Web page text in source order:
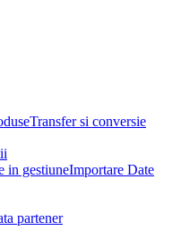
Transfer si conversie
Importare Date
partener